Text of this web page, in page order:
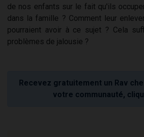
de nos enfants sur le fait qu'ils
dans la famille ? Comment leur
pourraient avoir à ce sujet ? Cela
problèmes de jalousie ?
Recevez gratuitement un Rav
votre communauté,